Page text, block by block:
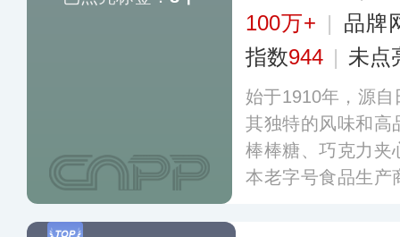
100万+ | 品牌
指数944 | 未点
始于1910年，源
其独特的风味和高
棒棒糖、巧克力夹
本老字号食品生产